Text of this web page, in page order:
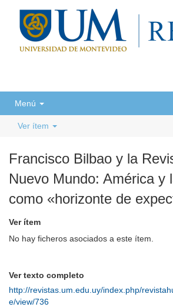
Menú
Ver ítem
Francisco Bilbao y la
Nuevo Mundo: América y
como «horizonte de
Ver ítem
No hay ficheros asociados a este ítem.
Ver texto completo
http://revistas.um.edu.uy/index.php/
e/view/736